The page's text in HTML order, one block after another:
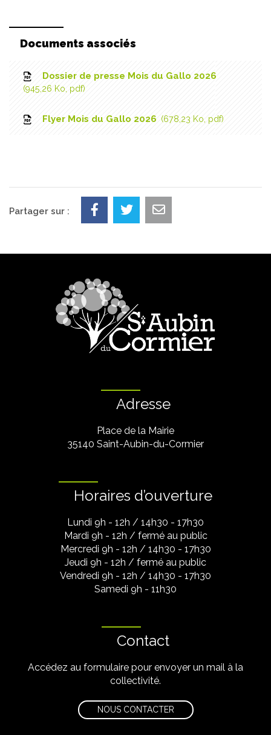
Documents associés
Dossier de presse Mois du Gallo 2026
945,26 Ko , pdf
Flyer Mois du Gallo 2026 678,23 Ko , pdf
Partager sur :
Adresse
Place de la Mairie
35140 Saint-Aubin-du-Cormier
Horaires d’ouverture
Lundi 9h - 12h / 14h30 - 17h30
Mardi 9h - 12h / fermé au public
Mercredi 9h - 12h / 14h30 - 17h30
Jeudi 9h - 12h / fermé au public
Vendredi 9h - 12h / 14h30 - 17h30
Samedi 9h - 11h30
Contact
Accédez au formulaire pour envoyer un mail à la
collectivité.
NOUS CONTACTER